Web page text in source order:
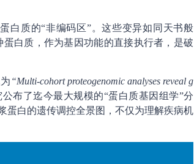
白质的“非编码区”。这些变异如同天书般
白质，作为基因功能的直接执行者，是破
“Multi-cohort proteogenomic analyses reveal g
布了迄今最大规模的“蛋白质基因组学”分
蛋白的遗传调控全景图，不仅为理解疾病机